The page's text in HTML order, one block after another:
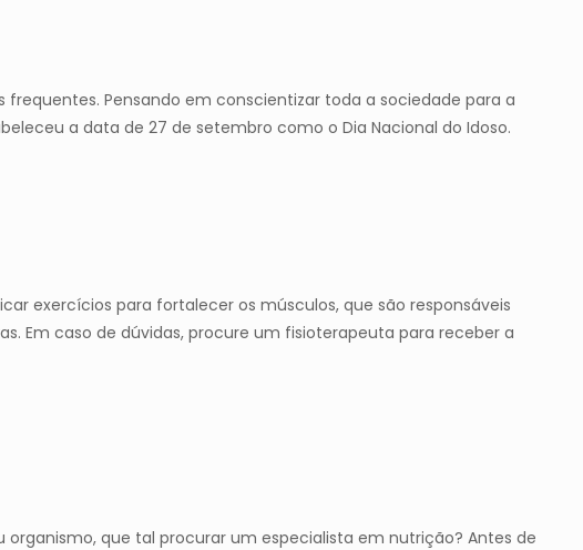
Pensando em conscientizar toda a sociedade para a
a data de 27 de setembro como o Dia Nacional do Idoso.
exercícios para fortalecer os músculos, que são responsáveis
Em caso de dúvidas, procure um fisioterapeuta para receber a
que tal procurar um especialista em nutrição? Antes de